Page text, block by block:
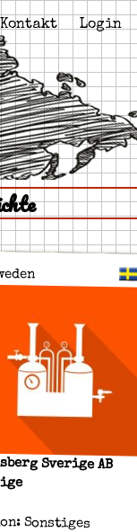
Kontakt Login
Sverige AB
Sonstiges